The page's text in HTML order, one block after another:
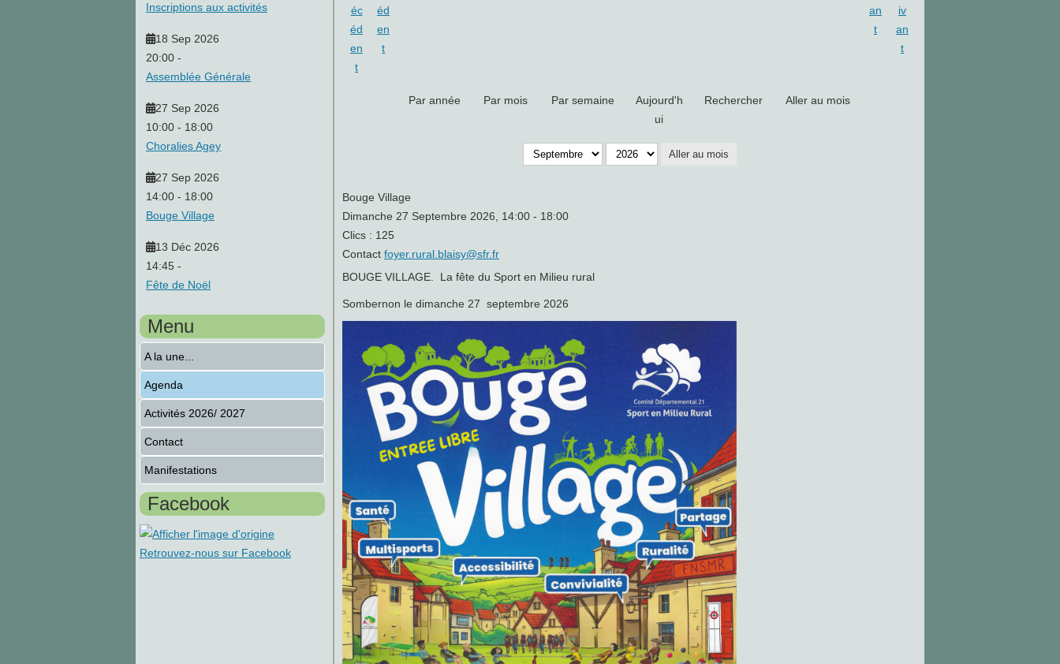
Inscriptions aux activités
18 Sep 2026
20:00 -
Assemblée Générale
27 Sep 2026
10:00 - 18:00
Choralies Agey
27 Sep 2026
14:00 - 18:00
Bouge Village
13 Déc 2026
14:45 -
Fête de Noël
Menu
A la une...
Agenda
Activités 2026/ 2027
Contact
Manifestations
Facebook
Retrouvez-nous sur Facebook
Par année Par mois Par semaine
Aujourd'h
ui
Rechercher Aller au mois
Aller au mois
Bouge Village
Dimanche 27 Septembre 2026, 14:00 - 18:00
Clics : 125
Contact foyer.rural.blaisy@sfr.fr
BOUGE VILLAGE. La fête du Sport en Milieu rural
Sombernon le dimanche 27 septembre 2026